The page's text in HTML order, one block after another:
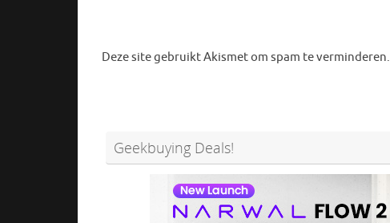
Deze site gebruikt Akismet om spam te verminderen.
Geekbuying Deals!